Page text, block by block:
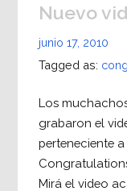
Nuevo
junio 17, 2010
Tagged as:
Los
grabaron el
perteneciente
Mirá el video